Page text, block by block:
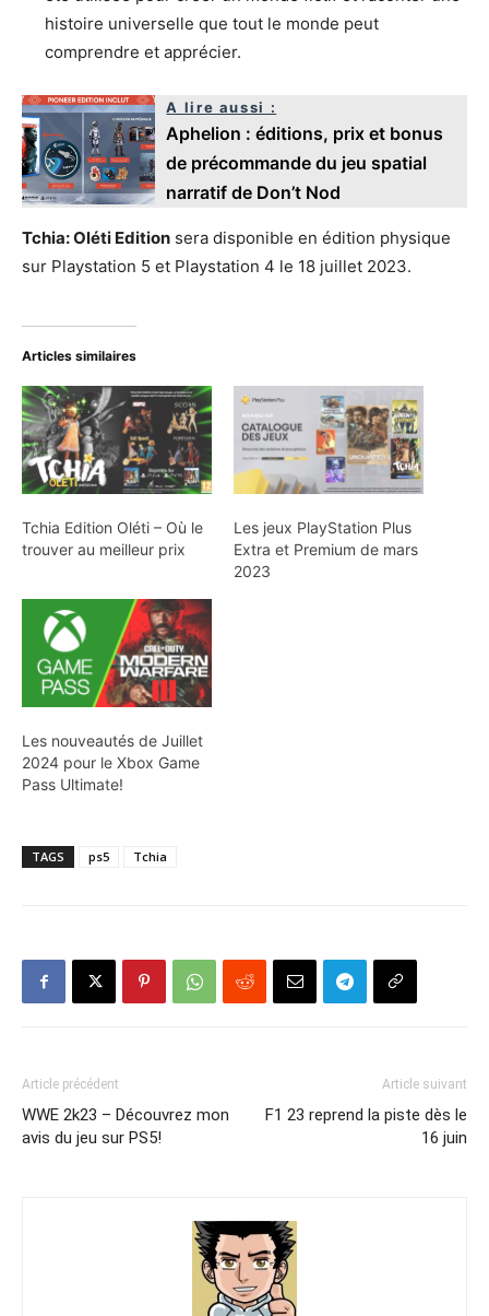
histoire universelle que tout le monde peut
comprendre et apprécier.
A lire aussi :
Aphelion : éditions, prix et bonus
de précommande du jeu spatial
narratif de Don’t Nod
Tchia: Oléti Edition sera disponible en édition physique
sur Playstation 5 et Playstation 4 le 18 juillet 2023.
Articles similaires
Tchia Edition Oléti – Où le
trouver au meilleur prix
Les jeux PlayStation Plus
Extra et Premium de mars
2023
Les nouveautés de Juillet
2024 pour le Xbox Game
Pass Ultimate!
TAGS ps5 Tchia
Article précédent
WWE 2k23 – Découvrez mon
avis du jeu sur PS5!
Article suivant
F1 23 reprend la piste dès le
16 juin